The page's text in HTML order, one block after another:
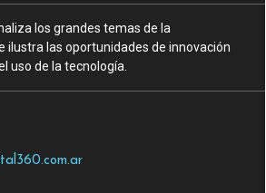
los grandes temas de la
ilustra las oportunidades de innovación
uso de la tecnología.